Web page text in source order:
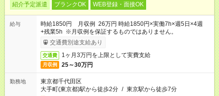
紹介予定派遣 ブランクOK WEB登録・面接OK
給与
時給1850円 月収例 26万円 時給1850円×実働7h×週5日×4週
+残業5h ※月収例を保証するものではありません。
交通費別途支給あり
交通費 1ヶ月3万円を上限として実費支給
月収例 25～30万円
勤務地
東京都千代田区
大手町(東京都)駅から徒歩2分 / 東京駅から徒歩7分